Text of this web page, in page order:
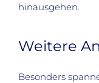
hinausgehen.
Weitere
Besonders